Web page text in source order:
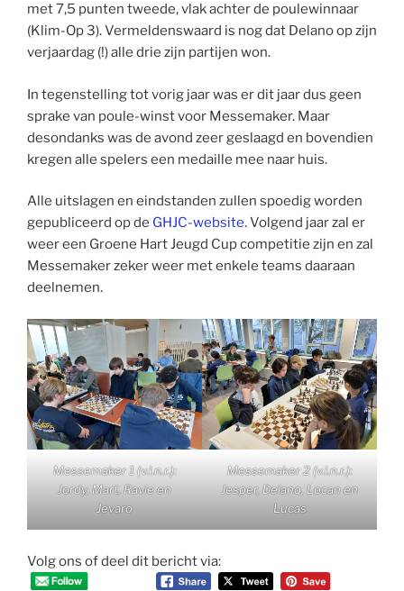
met 7,5 punten tweede, vlak achter de poulewinnaar
(Klim-Op 3). Vermeldenswaard is nog dat Delano op zijn
verjaardag (!) alle drie zijn partijen won.
In tegenstelling tot vorig jaar was er dit jaar dus geen
sprake van poule-winst voor Messemaker. Maar
desondanks was de avond zeer geslaagd en bovendien
kregen alle spelers een medaille mee naar huis.
Alle uitslagen en eindstanden zullen spoedig worden
gepubliceerd op de GHJC-website. Volgend jaar zal er
weer een Groene Hart Jeugd Cup competitie zijn en zal
Messemaker zeker weer met enkele teams daaraan
deelnemen.
Messemaker 1 (v.l.n.r.):
Jordy, Mart, Ravie en
Jevaro
Messemaker 2 (v.l.n.r.):
Jesper, Delano, Locan en
Lucas
Volg ons of deel dit bericht via: